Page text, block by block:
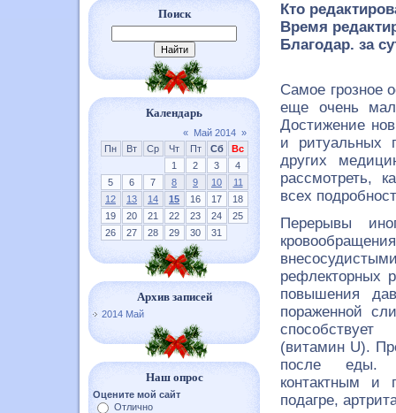
Поиск
Календарь
« Май 2014 »
Пн
Вт Ср Чт Пт Сб
Вс
1
2 3
4
5
6 7 8 9 10
11
12
13 14 15 16 17
18
19
20 21 22 23 24
25
26
27 28 29 30 31
Архив записей
2014 Май
Наш опрос
Оцените мой сайт
Отлично
Кто
Время
Благодар. за
Самое грозное
еще очень
Достижение
и ритуальных
других
рассмотреть,
всех
Перерывы
рефлекторных
повышения
пораженной
(витамин U).
после еды.
контактным и
подагре,